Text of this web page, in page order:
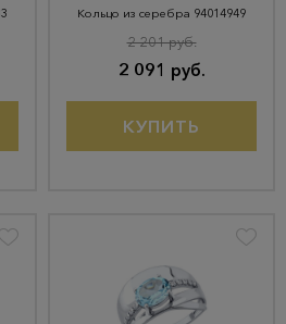
Кольцо из серебра 94014949
2 091 руб.
2 201 руб.
КУПИТЬ